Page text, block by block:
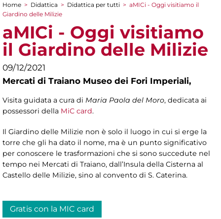
Tu sei qui
Home > Didattica > Didattica per tutti > aMICi - Oggi visitiamo il
Giardino delle Milizie
aMICi - Oggi visitiamo
il Giardino delle Milizie
09/12/2021
Mercati di Traiano Museo dei Fori Imperiali,
Visita guidata a cura di Maria Paola del Moro, dedicata ai
possessori della MiC card.
Il Giardino delle Milizie non è solo il luogo in cui si erge la
torre che gli ha dato il nome, ma è un punto significativo
per conoscere le trasformazioni che si sono succedute nel
tempo nei Mercati di Traiano, dall’Insula della Cisterna al
Castello delle Milizie, sino al convento di S. Caterina.
Gratis con la MIC card